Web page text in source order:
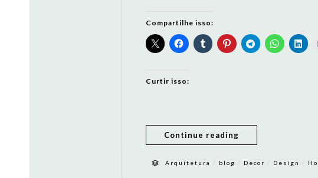
Compartilhe isso:
Curtir isso:
Continue reading
Arquitetura blog Decor Design